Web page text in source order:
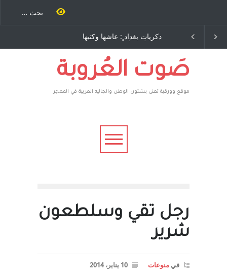
دكريات بغداد ٍ: عاشها وكتبها
:وليد رباح – نيوجرسي –
الولايات المتحدة الامريكية
طاحنة كتب
يوسف يقهر
، فأعطوه
وهم صاغرون،صَوت العُروبة
موقع وورقية تعنى بشئون الوطن والجاليه العربية في المهجر
رجل تقي وسلطعون
شرير
في منوعات 10 يناير، 2014